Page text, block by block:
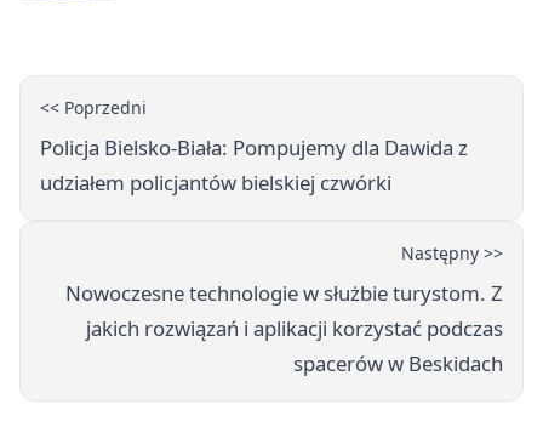
<< Poprzedni
Policja Bielsko-Biała: Pompujemy dla Dawida z
udziałem policjantów bielskiej czwórki
Następny >>
Nowoczesne technologie w służbie turystom. Z
jakich rozwiązań i aplikacji korzystać podczas
spacerów w Beskidach